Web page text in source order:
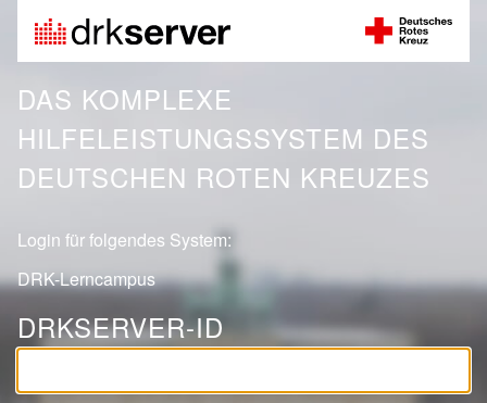
DAS KOMPLEXE
HILFELEISTUNGSSYSTEM DES
DEUTSCHEN ROTEN KREUZES
Login für folgendes System:
DRK-Lerncampus
DRKSERVER-ID